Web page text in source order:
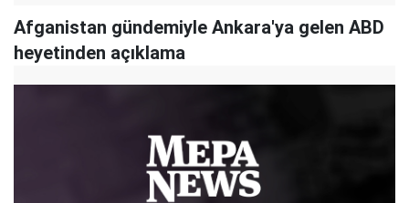
Afganistan gündemiyle Ankara'ya gelen ABD
heyetinden açıklama